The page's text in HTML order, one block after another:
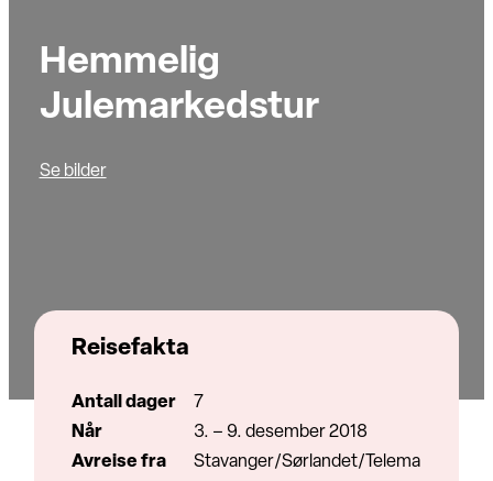
Hemmelig
Julemarkedstur
Se bilder
Reisefakta
Antall dager
7
Når
3. – 9. desember 2018
Avreise fra
Stavanger/Sørlandet/Telema